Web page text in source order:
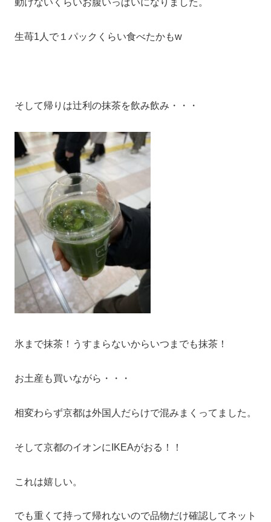
動けないくらいお腹いっぱいになりました。
生苺1人で１パックくらい食べたかもw
そして帰りは辻利の抹茶を飲み飲み・・・
氷まで抹茶！うすまらないからいつまでも抹茶！
お土産も買いながら・・・
相変わらず京都は外国人だらけで混みまくってました。
そして京都のイオンにIKEAがおる！！
これは嬉しい。
でも重くて持って帰れないので品物だけ確認してネット